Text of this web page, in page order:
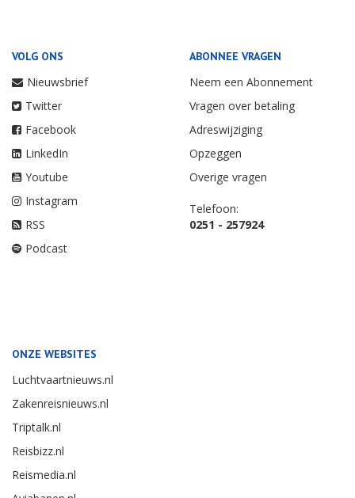
VOLG ONS
Nieuwsbrief
Twitter
Facebook
LinkedIn
Youtube
Instagram
RSS
Podcast
ABONNEE VRAGEN
Neem een Abonnement
Vragen over betaling
Adreswijziging
Opzeggen
Overige vragen
Telefoon:
0251 - 257924
ONZE WEBSITES
Luchtvaartnieuws.nl
Zakenreisnieuws.nl
Triptalk.nl
Reisbizz.nl
Reismedia.nl